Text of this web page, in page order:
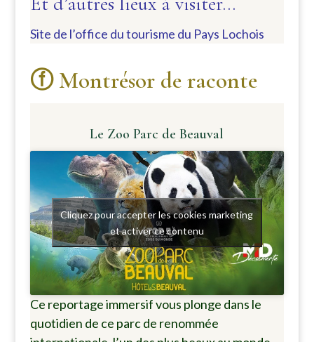
Site de l’office du tourisme du Pays Lochois
ⓕ Montrésor de raconte
Le Zoo Parc de Beauval
Cliquez pour accepter les cookies marketing
et activer ce contenu
Ce reportage immersif vous plonge dans le
quotidien de ce parc de renommée